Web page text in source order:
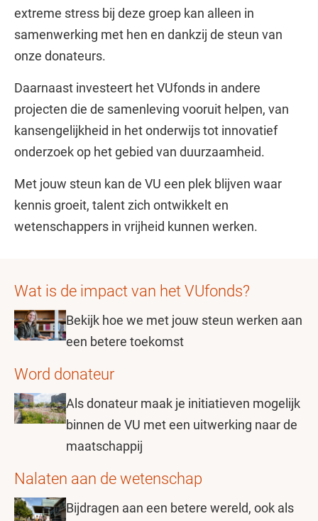
extreme stress bij deze groep kan alleen in
samenwerking met hen en dankzij de steun van
onze donateurs.
Daarnaast investeert het VUfonds in andere
projecten die de samenleving vooruit helpen, van
kansengelijkheid in het onderwijs tot innovatief
onderzoek op het gebied van duurzaamheid.
Met jouw steun kan de VU een plek blijven waar
kennis groeit, talent zich ontwikkelt en
wetenschappers in vrijheid kunnen werken.
Wat is de impact van het VUfonds?
Bekijk hoe we met jouw steun werken aan
een betere toekomst
Word donateur
Als donateur maak je initiatieven mogelijk
binnen de VU met een uitwerking naar de
maatschappij
Nalaten aan de wetenschap
Bijdragen aan een betere wereld, ook als